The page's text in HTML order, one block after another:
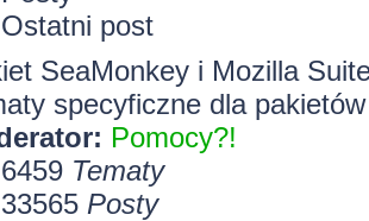
Ostatni post
SeaMonkey i Mozilla
specyficzne dla
Pomocy?!
6459 Tematy
33565 Posty